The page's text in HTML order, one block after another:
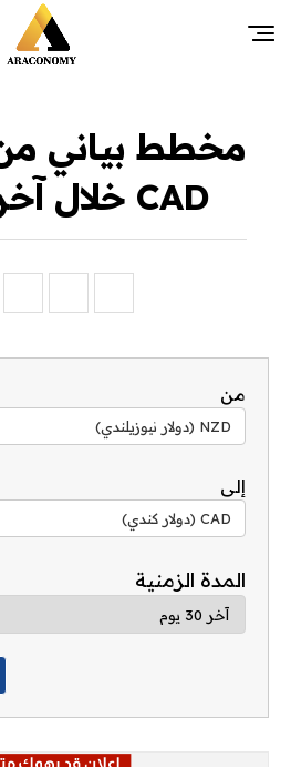
CAD خلال آخر 30 يوم
من
NZD (دولار نيوزيلندي)
إلى
CAD (دولار كندي)
المدة الزمنية